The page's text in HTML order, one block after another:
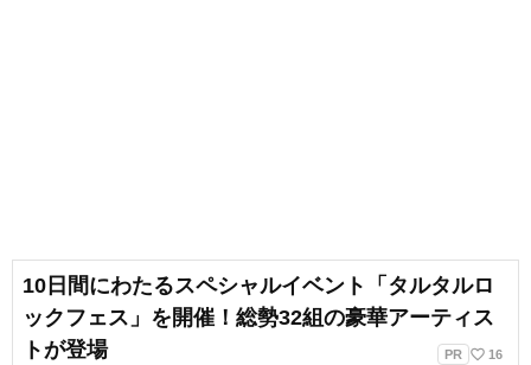
10日間にわたるスペシャルイベント「タルタルロ
ックフェス」を開催！総勢32組の豪華アーティス
トが登場
PR favorite_border 16